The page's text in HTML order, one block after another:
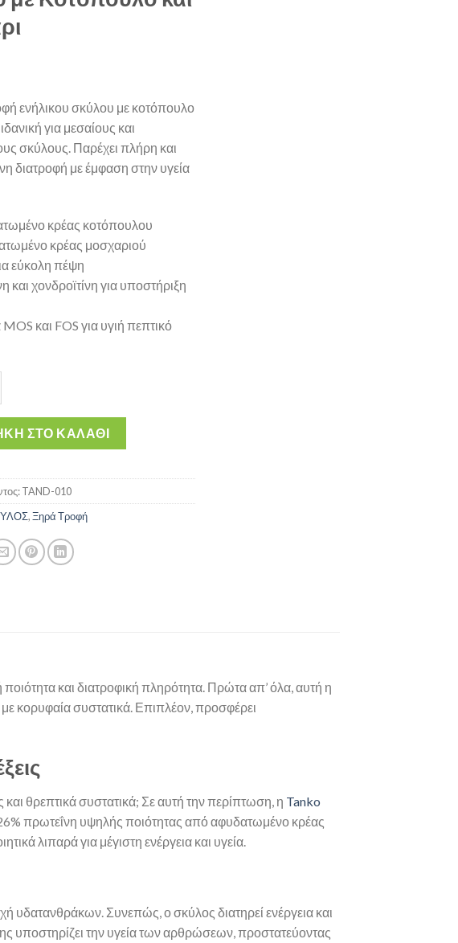
ενήλικου σκύλου με κοτόπουλο
για μεσαίους και
σκύλους. Παρέχει πλήρη και
διατροφή με έμφαση στην υγεία
κρέας κοτόπουλου
κρέας μοσχαριού
εύκολη πέψη
και χονδροϊτίνη για υποστήριξη
MOS και FOS για υγιή πεπτικό
ΣΤΟ ΚΑΛΆΘΙ
TAND-010
,Ξηρά Τροφή
και διατροφική πληρότητα. Πρώτα απ’ όλα, αυτή η
κορυφαία συστατικά. Επιπλέον, προσφέρει
θρεπτικά συστατικά; Σε αυτή την περίπτωση, η Tanko
πρωτεΐνη υψηλής ποιότητας από αφυδατωμένο κρέας
λιπαρά για μέγιστη ενέργεια και υγεία.
υδατανθράκων. Συνεπώς, ο σκύλος διατηρεί ενέργεια και
υποστηρίζει την υγεία των αρθρώσεων, προστατεύοντας